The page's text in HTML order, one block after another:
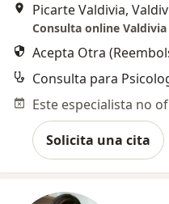
Picarte Valdivia,
Consulta online Valdivia
Acepta Otra
Consulta para
Solicita una cita